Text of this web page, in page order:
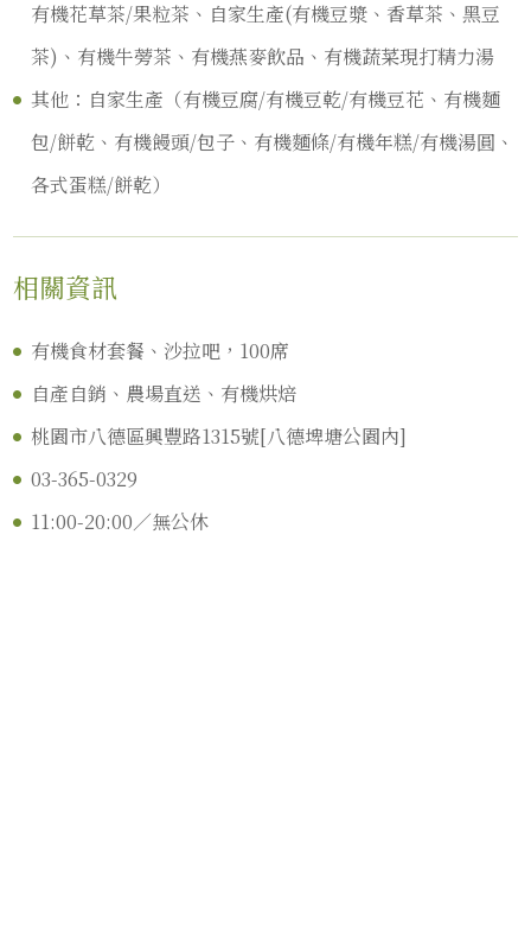
有機花草茶/果粒茶、自家生產(有機豆漿、香草茶、黑豆
茶)、有機牛蒡茶、有機燕麥飲品、有機蔬菜現打精力湯
其他：自家生產（有機豆腐/有機豆乾/有機豆花、有機麵
包/餅乾、有機饅頭/包子、有機麵條/有機年糕/有機湯圓、
各式蛋糕/餅乾）
相關資訊
有機食材套餐、沙拉吧，100席
自產自銷、農場直送、有機烘焙
桃園市八德區興豐路1315號[八德埤塘公園內]
03-365-0329
11:00-20:00／無公休